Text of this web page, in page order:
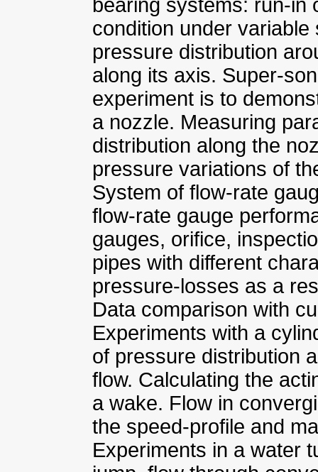
bearing systems: run-in
condition under
pressure distribution
along its axis. Super-
experiment is to
a nozzle. Measuring
distribution along the
pressure variations of
System of flow-rate
flow-rate gauge
gauges, orifice,
pipes with different
pressure-losses as a
Data comparison with
Experiments with a
of pressure distribution
flow. Calculating the
a wake. Flow in
the speed-profile and
Experiments in a water